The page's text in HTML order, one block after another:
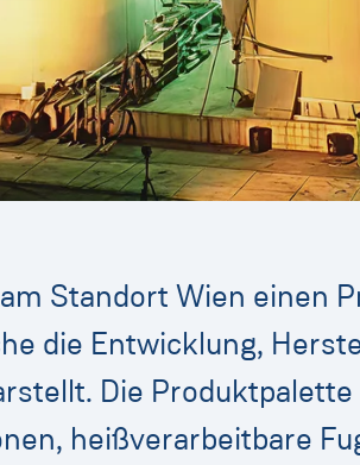
Standort Wien
die Entwicklung,
Die
heißverarbeitbare